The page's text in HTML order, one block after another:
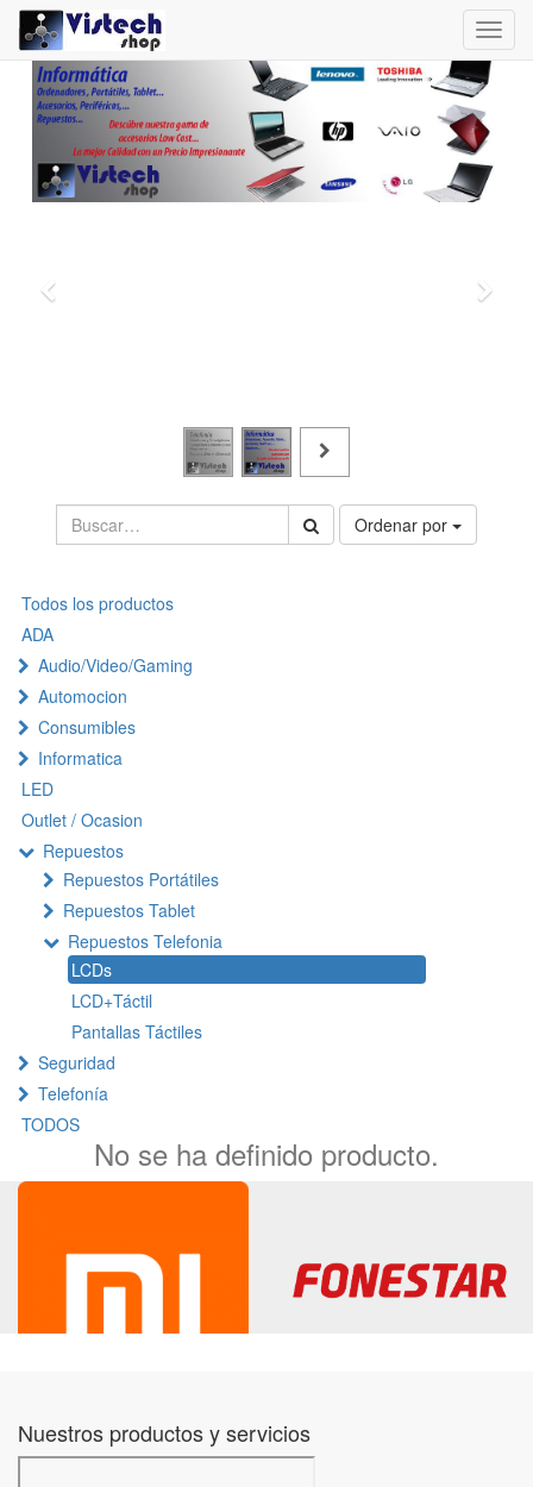
Ordenar por
Todos los productos
ADA
Audio/Video/Gaming
Automocion
Consumibles
Informatica
LED
Outlet / Ocasion
Repuestos
Repuestos Portátiles
Repuestos Tablet
Repuestos Telefonia
LCDs
LCD+Táctil
Pantallas Táctiles
Seguridad
Telefonía
TODOS
No se ha definido producto.
Nuestros productos y servicios